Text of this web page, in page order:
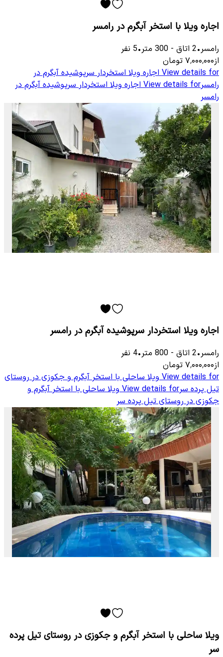
اجاره ویلا با استخر آبگرم در رامسر
رامسر•
2 اتاق -
300 متر•
5 نفر
از۷٬۰۰۰٬۰۰۰ تومان
View details for اجاره ویلا استخردار سرپوشیده آبگرم در
رامسرView details for اجاره ویلا استخردار سرپوشیده آبگرم در
رامسر
اجاره ویلا استخردار سرپوشیده آبگرم در رامسر
رامسر•
2 اتاق -
800 متر•
4 نفر
از۷٬۰۰۰٬۰۰۰ تومان
View details for ویلا ساحلی با استخر آبگرم و جکوزی در روستای
تیل پرده سرView details for ویلا ساحلی با استخر آبگرم و
جکوزی در روستای تیل پرده سر
ویلا ساحلی با استخر آبگرم و جکوزی در روستای تیل پرده
سر